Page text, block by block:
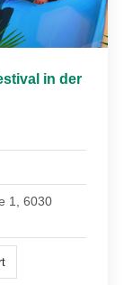
in der
1, 6030